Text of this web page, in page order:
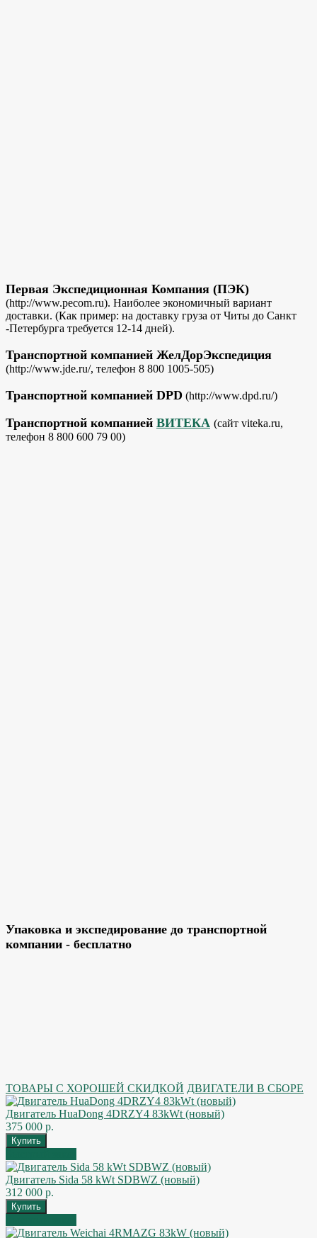
Первая Экспедиционная Компания (ПЭК)
(http://www.pecom.ru). Наиболее экономичный вариант
доставки. (Как пример: на доставку груза от Читы до Санкт
-Петербурга требуется 12-14 дней).
Транспортной компанией ЖелДорЭкспедиция
(http://www.jde.ru/, телефон 8 800 1005-505)
Транспортной компанией DPD (http://www.dpd.ru/)
Транспортной компанией ВИТЕКА (сайт viteka.ru,
телефон 8 800 600 79 00)
Упаковка и экспедирование до транспортной
компании - бесплатно
ТОВАРЫ С ХОРОШЕЙ СКИДКОЙ ДВИГАТЕЛИ В СБОРЕ
Двигатель HuaDong 4DRZY4 83kWt (новый)
375 000 р.
Двигатель Sida 58 kWt SDBWZ (новый)
312 000 р.